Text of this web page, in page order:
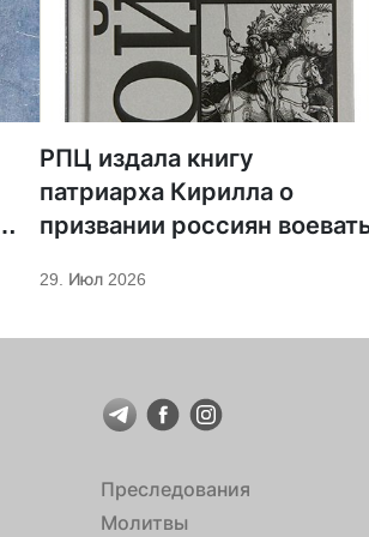
РПЦ издала книгу
патриарха Кирилла о
призвании россиян
29. Июл 2026
Преследования
Молитвы